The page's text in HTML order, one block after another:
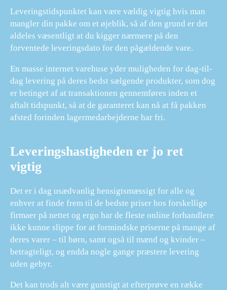
Leveringstidspunktet kan være vældig vigtig hvis man
mangler din pakke om et øjeblik, så af den grund er det
aldeles væsentligt at du kigger nærmere på den
forventede leveringsdato for den pågældende vare.
En masse internet varehuse yder muligheden for dag-til-
dag levering på deres bedst sælgende produkter, som dog
er betinget af at transaktionen gennemføres inden et
aftalt tidspunkt, så at de garanteret kan nå at få pakken
afsted forinden lagermedarbejderne har fri.
Leveringshastigheden er jo ret
vigtig
Det er i dag usædvanlig hensigtsmæssigt for alle og
enhver at finde frem til de bedste priser hos forskellige
firmaer på nettet og ergo har de fleste online forhandlere
ikke kunne slippe for at formindske priserne på mange af
deres varer – til børn, samt også til mænd og kvinder –
betragteligt, og endda nogle gange præstere levering
uden gebyr.
Det kan trods alt være gunstigt at efterprøve en række